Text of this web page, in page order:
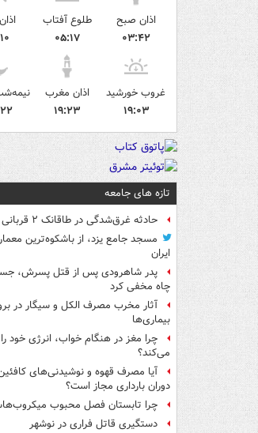
اذان صبح
۰۳:۴۲
طلوع آفتاب
۰۵:۱۷
غروب خورشید
۱۹:۰۳
اذان مغرب
۱۹:۲۳
تازه های جامعه
حادثه غرق‌شدگی در طاقانک ۲ قربانی گرفت
مسجد جامع یزد، از باشکوه‌ترین
ایران
پدر شاهرودی پس از قتل پسرش،
چاه مخفی کرد
آثار مخرب مصرف الکل و سیگار در
بیماری‌ها
چرا مغز در هنگام خواب، انرژی خود
می‌کند؟
آیا مصرف قهوه و نوشیدنی‌های
دوران بارداری مجاز است؟
چرا تابستان فصل محبوب
دستگیری قاتل فراری در نوشهر